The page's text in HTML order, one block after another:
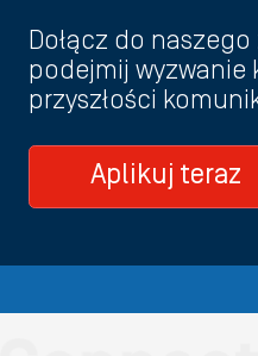
Dołącz do
podejmij wyzwanie
przyszłości
Aplikuj teraz